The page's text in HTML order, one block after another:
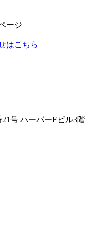
ージ
はこちら
号 ハーバーFビル3階